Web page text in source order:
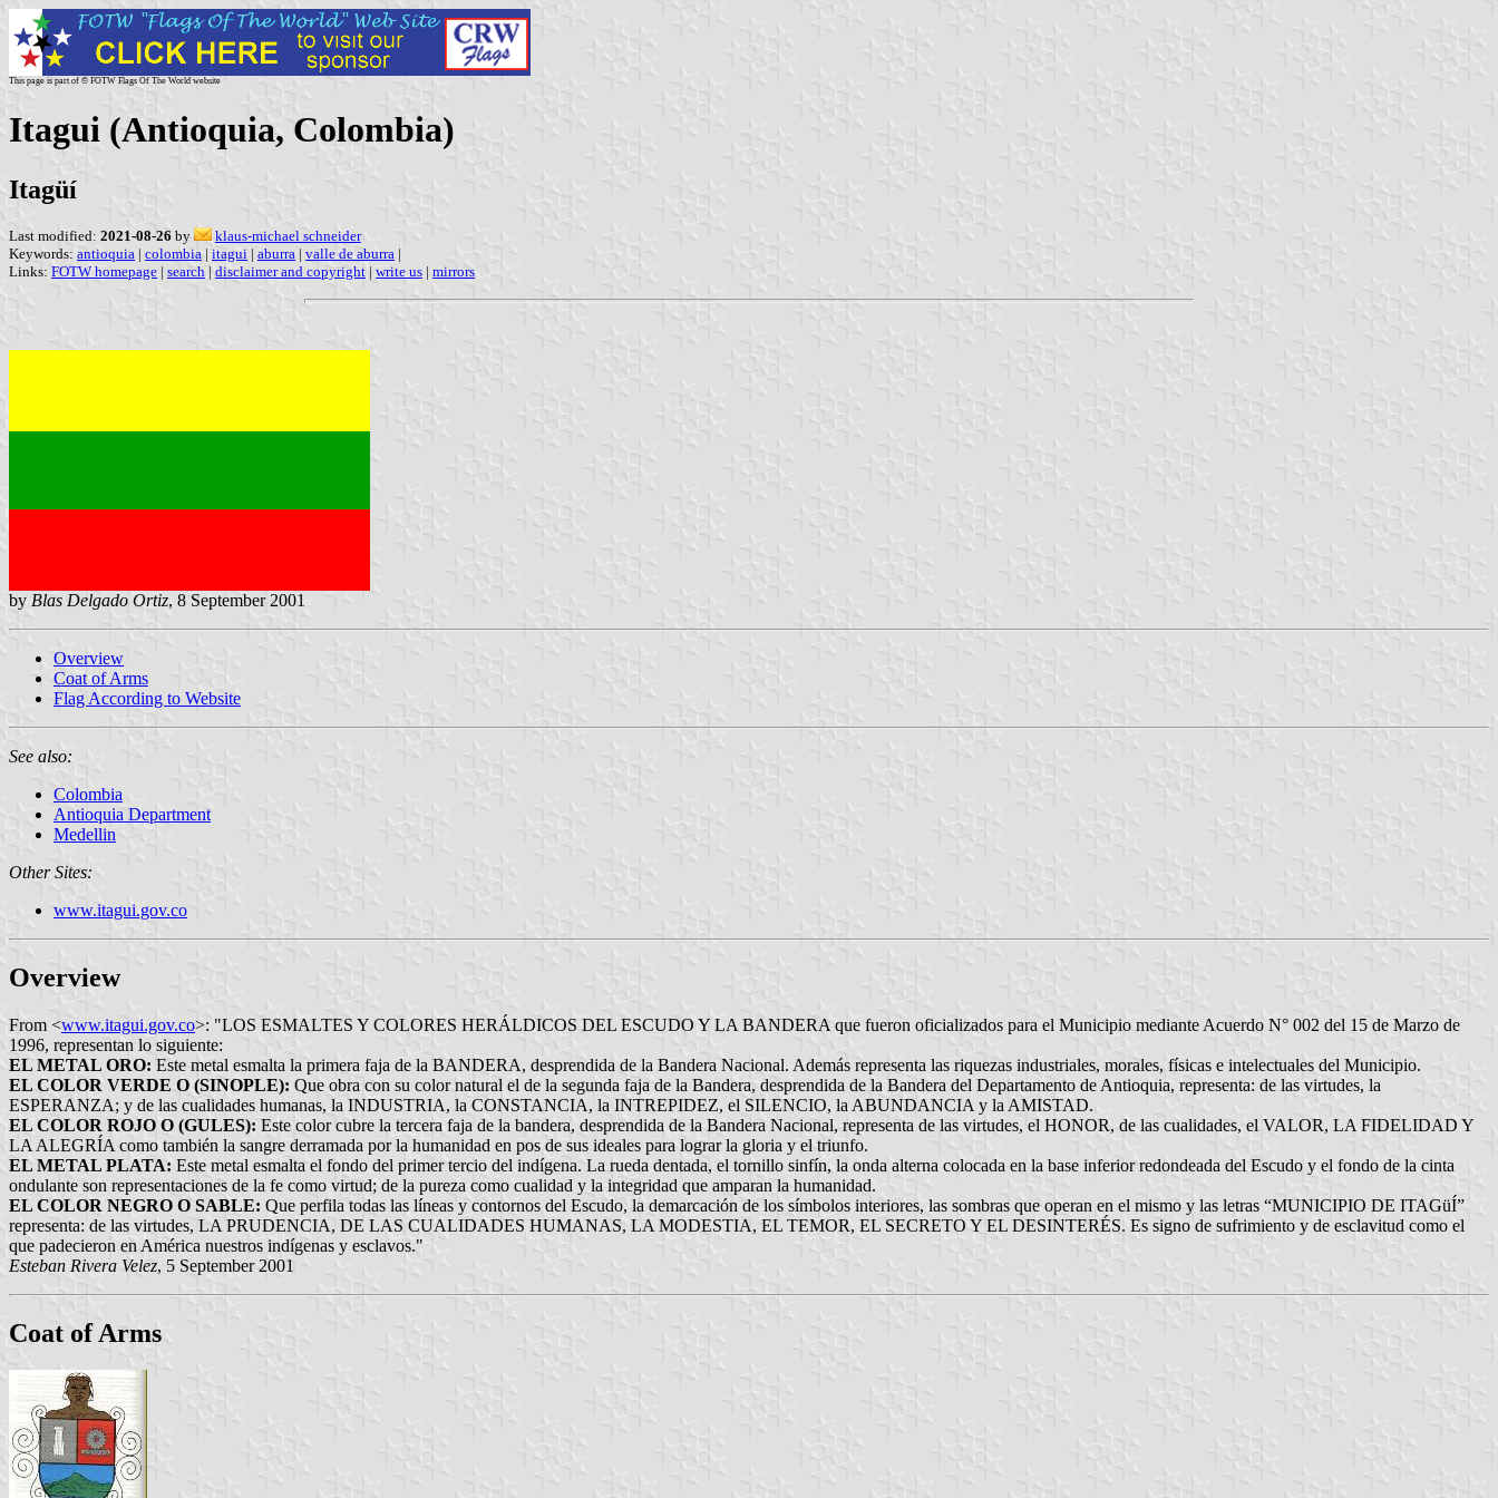
This page is part of © FOTW Flags Of The World website
Itagui (Antioquia, Colombia)
Itagüí
Last modified: 2021-08-26 by
klaus-michael schneider
Keywords: antioquia | colombia | itagui | aburra | valle de aburra |
Links: FOTW homepage | search | disclaimer and copyright | write us | mirrors
by Blas Delgado Ortiz, 8 September 2001
Overview
Coat of Arms
Flag According to Website
See also:
Colombia
Antioquia Department
Medellin
Other Sites:
www.itagui.gov.co
Overview
From <www.itagui.gov.co>: "LOS ESMALTES Y COLORES HERÁLDICOS DEL ESCUDO Y LA BANDERA que fueron oficializados para el Municipio mediante Acuerdo N° 002 del 15 de Marzo de
1996, representan lo siguiente:
EL METAL ORO: Este metal esmalta la primera faja de la BANDERA, desprendida de la Bandera Nacional. Además representa las riquezas industriales, morales, físicas e intelectuales del Municipio.
EL COLOR VERDE O (SINOPLE): Que obra con su color natural el de la segunda faja de la Bandera, desprendida de la Bandera del Departamento de Antioquia, representa: de las virtudes, la
ESPERANZA; y de las cualidades humanas, la INDUSTRIA, la CONSTANCIA, la INTREPIDEZ, el SILENCIO, la ABUNDANCIA y la AMISTAD.
EL COLOR ROJO O (GULES): Este color cubre la tercera faja de la bandera, desprendida de la Bandera Nacional, representa de las virtudes, el HONOR, de las cualidades, el VALOR, LA FIDELIDAD Y
LA ALEGRÍA como también la sangre derramada por la humanidad en pos de sus ideales para lograr la gloria y el triunfo.
EL METAL PLATA: Este metal esmalta el fondo del primer tercio del indígena. La rueda dentada, el tornillo sinfín, la onda alterna colocada en la base inferior redondeada del Escudo y el fondo de la cinta
ondulante son representaciones de la fe como virtud; de la pureza como cualidad y la integridad que amparan la humanidad.
EL COLOR NEGRO O SABLE: Que perfila todas las líneas y contornos del Escudo, la demarcación de los símbolos interiores, las sombras que operan en el mismo y las letras “MUNICIPIO DE ITAGüÍ”
representa: de las virtudes, LA PRUDENCIA, DE LAS CUALIDADES HUMANAS, LA MODESTIA, EL TEMOR, EL SECRETO Y EL DESINTERÉS. Es signo de sufrimiento y de esclavitud como el
que padecieron en América nuestros indígenas y esclavos."
Esteban Rivera Velez, 5 September 2001
Coat of Arms